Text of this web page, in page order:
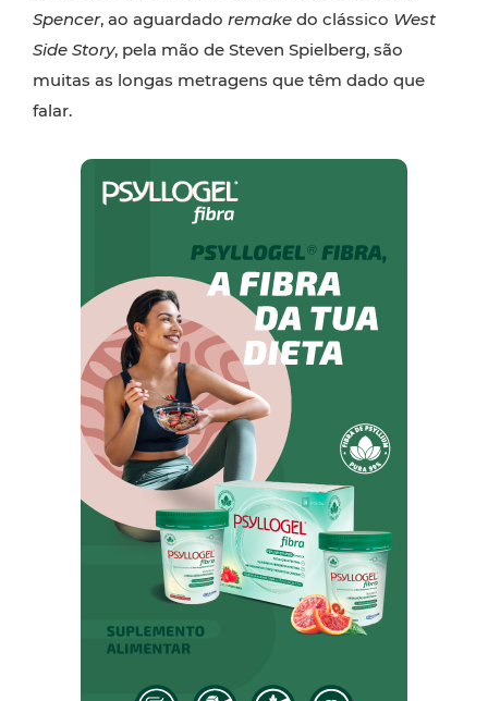
Spencer, ao aguardado remake do clássico West
Side Story, pela mão de Steven Spielberg, são
muitas as longas metragens que têm dado que
falar.